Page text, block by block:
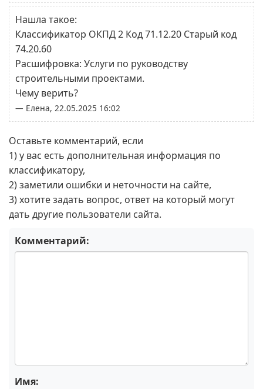
Нашла такое:
Классификатор ОКПД 2 Код 71.12.20 Старый код
74.20.60
Расшифровка: Услуги по руководству
строительными проектами.
Чему верить?
— Елена, 22.05.2025 16:02
Оставьте комментарий, если
1) у вас есть дополнительная информация по
классификатору,
2) заметили ошибки и неточности на сайте,
3) хотите задать вопрос, ответ на который могут
дать другие пользователи сайта.
Комментарий:
Имя: